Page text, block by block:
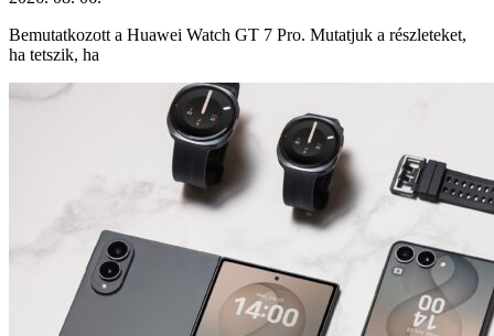
Bemutatkozott a Huawei Watch GT 7 Pro. Mutatjuk a részleteket,
ha tetszik, ha